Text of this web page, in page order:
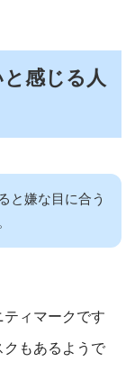
感じる人
と嫌な目に合う
ィマークです
クもあるようで